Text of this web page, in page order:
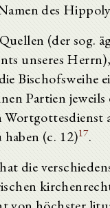
des
(der sog.
unseres
Bischofsweihe
Partien
(c. 12)17.
die